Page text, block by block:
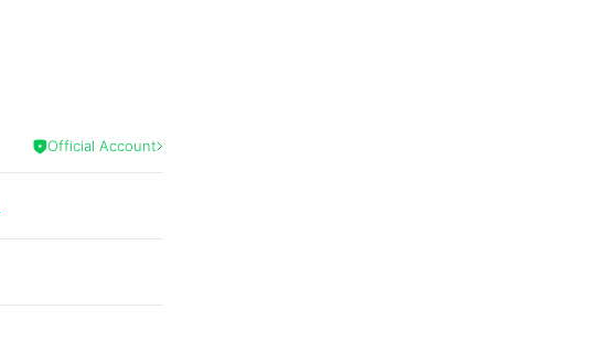
Official Account